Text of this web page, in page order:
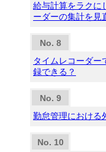
給与計算をラクに
ーダーの集計を見
タイムレコーダー
録できる？
勤怠管理における